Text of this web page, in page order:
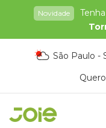
Novidade
São Paulo -